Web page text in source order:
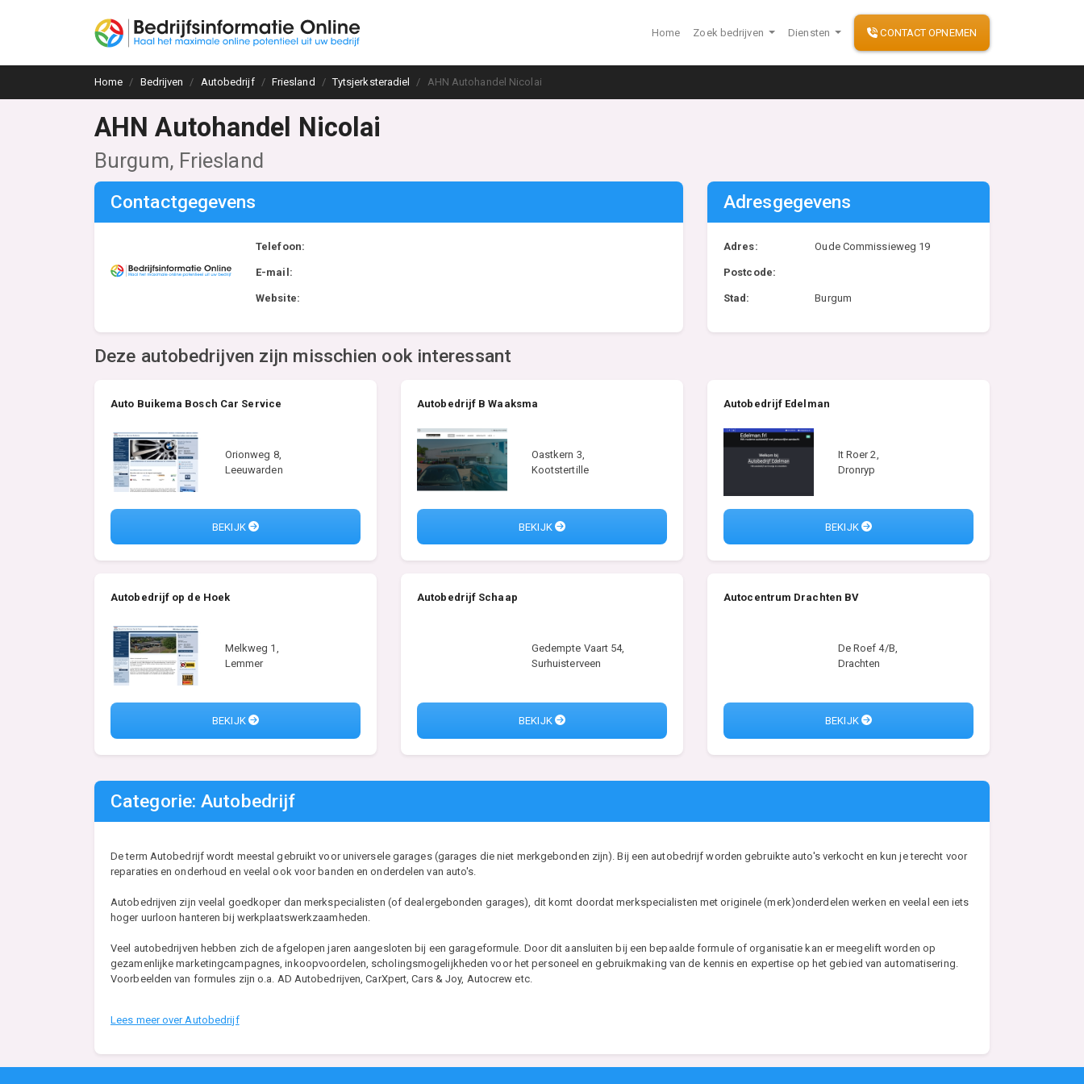
Home Zoek bedrijven Diensten CONTACT OPNEMEN
Home Bedrijven Autobedrijf Friesland Tytsjerksteradiel AHN Autohandel Nicolai
AHN Autohandel Nicolai
Burgum, Friesland
Contactgegevens
Telefoon:
E-mail:
Website:
Adresgegevens
Adres: Oude Commissieweg 19
Postcode:
Stad: Burgum
Deze autobedrijven zijn misschien ook interessant
Auto Buikema Bosch Car Service
Orionweg 8,
Leeuwarden
BEKIJK
Autobedrijf B Waaksma
Oastkern 3,
Kootstertille
BEKIJK
Autobedrijf Edelman
It Roer 2,
Dronryp
BEKIJK
Autobedrijf op de Hoek
Melkweg 1,
Lemmer
BEKIJK
Autobedrijf Schaap
Gedempte Vaart 54,
Surhuisterveen
BEKIJK
Autocentrum Drachten BV
De Roef 4/B,
Drachten
BEKIJK
Categorie: Autobedrijf
De term Autobedrijf wordt meestal gebruikt voor universele garages (garages die niet merkgebonden zijn). Bij een autobedrijf worden gebruikte auto's verkocht en kun je terecht voor
reparaties en onderhoud en veelal ook voor banden en onderdelen van auto's.
Autobedrijven zijn veelal goedkoper dan merkspecialisten (of dealergebonden garages), dit komt doordat merkspecialisten met originele (merk)onderdelen werken en veelal een iets
hoger uurloon hanteren bij werkplaatswerkzaamheden.
Veel autobedrijven hebben zich de afgelopen jaren aangesloten bij een garageformule. Door dit aansluiten bij een bepaalde formule of organisatie kan er meegelift worden op
gezamenlijke marketingcampagnes, inkoopvoordelen, scholingsmogelijkheden voor het personeel en gebruikmaking van de kennis en expertise op het gebied van automatisering.
Voorbeelden van formules zijn o.a. AD Autobedrijven, CarXpert, Cars & Joy, Autocrew etc.
Lees meer over Autobedrijf